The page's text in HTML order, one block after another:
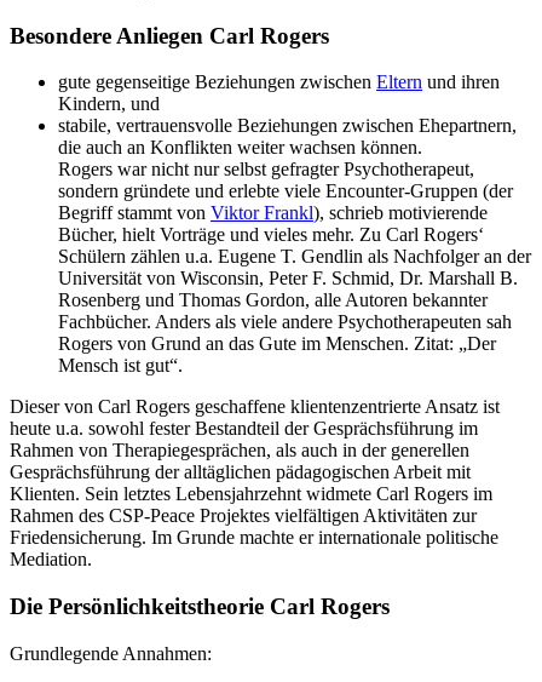
Besondere Anliegen Carl Rogers
gute gegenseitige Beziehungen zwischen Eltern und ihren
Kindern, und
stabile, vertrauensvolle Beziehungen zwischen Ehepartnern,
die auch an Konflikten weiter wachsen können.
Rogers war nicht nur selbst gefragter Psychotherapeut,
sondern gründete und erlebte viele Encounter-Gruppen (der
Begriff stammt von Viktor Frankl), schrieb motivierende
Bücher, hielt Vorträge und vieles mehr. Zu Carl Rogers‘
Schülern zählen u.a. Eugene T. Gendlin als Nachfolger an der
Universität von Wisconsin, Peter F. Schmid, Dr. Marshall B.
Rosenberg und Thomas Gordon, alle Autoren bekannter
Fachbücher. Anders als viele andere Psychotherapeuten sah
Rogers von Grund an das Gute im Menschen. Zitat: „Der
Mensch ist gut“.
Dieser von Carl Rogers geschaffene klientenzentrierte Ansatz ist
heute u.a. sowohl fester Bestandteil der Gesprächsführung im
Rahmen von Therapiegesprächen, als auch in der generellen
Gesprächsführung der alltäglichen pädagogischen Arbeit mit
Klienten. Sein letztes Lebensjahrzehnt widmete Carl Rogers im
Rahmen des CSP-Peace Projektes vielfältigen Aktivitäten zur
Friedensicherung. Im Grunde machte er internationale politische
Mediation.
Die Persönlichkeitstheorie Carl Rogers
Grundlegende Annahmen: